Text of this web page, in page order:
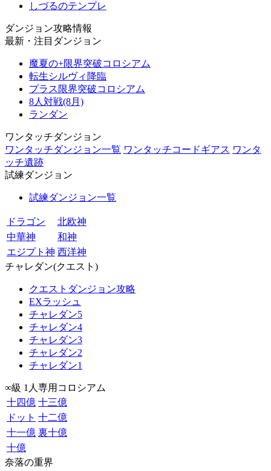
しづるのテンプレ
ダンジョン攻略情報
最新・注目ダンジョン
魔夏の+限界突破コロシアム
転生シルヴィ降臨
プラス限界突破コロシアム
8人対戦(8月)
ランダン
ワンタッチダンジョン
ワンタッチダンジョン一覧 ワンタッチコードギアス ワンタ
ッチ遺跡
試練ダンジョン
試練ダンジョン一覧
ドラゴン
北欧神
中華神
和神
エジプト神 西洋神
チャレダン(クエスト)
クエストダンジョン攻略
EXラッシュ
チャレダン5
チャレダン4
チャレダン3
チャレダン2
チャレダン1
∞級 1人専用コロシアム
十四億 十三億
ドット 十二億
十一億 裏十億
十億
奈落の重界